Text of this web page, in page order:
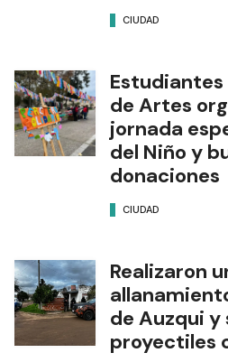
CIUDAD
de Artes
jornada
del Niño y
donaciones
CIUDAD
Realizaron
de Auzqui
proyectiles